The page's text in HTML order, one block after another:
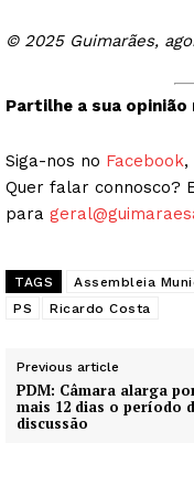
© 2025 Guimarães,
Partilhe a sua
Siga-nos no Facebook,
Quer falar connosco?
para
TAGS Assembleia
PS
Ricardo Costa
Previous article
PDM: Câmara alarga
mais 12 dias o período
discussão